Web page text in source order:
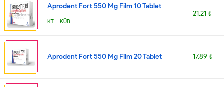
Aprodent Fort 550 Mg Film 10 Tablet
KT - KÜB
21.21 ₺
Aprodent Fort 550 Mg Film 20 Tablet 17.89 ₺